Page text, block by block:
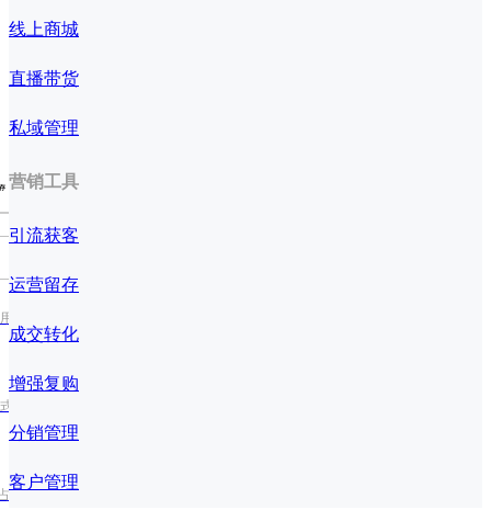
户日活跃度
处理多订单
视频流量红利
线上商城
直播带货
私域管理
营销工具
引流获客
运营留存
成交转化
增强复购
分销管理
客户管理